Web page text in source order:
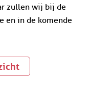
zullen wij bij de
en in de komende